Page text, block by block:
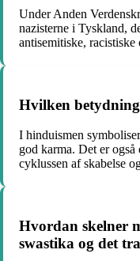
Under Anden
nazisterne i Tyskland,
antisemitiske,
Hvilken
I hinduismen
god karma. Det er
cyklussen af skabelse
Hvordan skelner
swastika og det